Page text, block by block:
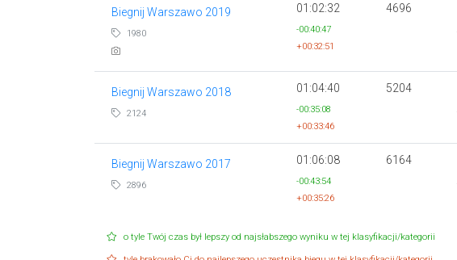
Biegnij Warszawo 2019
1980
01:02:32
-00:40:47
+00:32:51
4696
Biegnij Warszawo 2018
2124
01:04:40
-00:35:08
+00:33:46
5204
Biegnij Warszawo 2017
2896
01:06:08
-00:43:54
+00:35:26
6164
o tyle Twój czas był lepszy od najsłabszego wyniku w tej klasyfikacji/kategorii